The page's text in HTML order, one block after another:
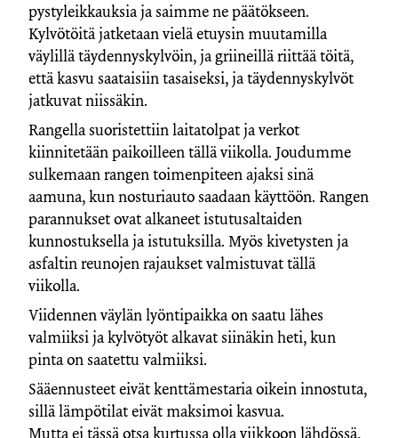
pystyleikkauksia ja saimme ne päätökseen.
Kylvötöitä jatketaan vielä etuysin muutamilla
väylillä täydennyskylvöin, ja griineillä riittää töitä,
että kasvu saataisiin tasaiseksi, ja täydennyskylvöt
jatkuvat niissäkin.
Rangella suoristettiin laitatolpat ja verkot
kiinnitetään paikoilleen tällä viikolla. Joudumme
sulkemaan rangen toimenpiteen ajaksi sinä
aamuna, kun nosturiauto saadaan käyttöön. Rangen
parannukset ovat alkaneet istutusaltaiden
kunnostuksella ja istutuksilla. Myös kivetysten ja
asfaltin reunojen rajaukset valmistuvat tällä
viikolla.
Viidennen väylän lyöntipaikka on saatu lähes
valmiiksi ja kylvötyöt alkavat siinäkin heti, kun
pinta on saatettu valmiiksi.
Sääennusteet eivät kenttämestaria oikein innostuta,
sillä lämpötilat eivät maksimoi kasvua.
Mutta ei tässä otsa kurtussa olla viikkoon lähdössä,